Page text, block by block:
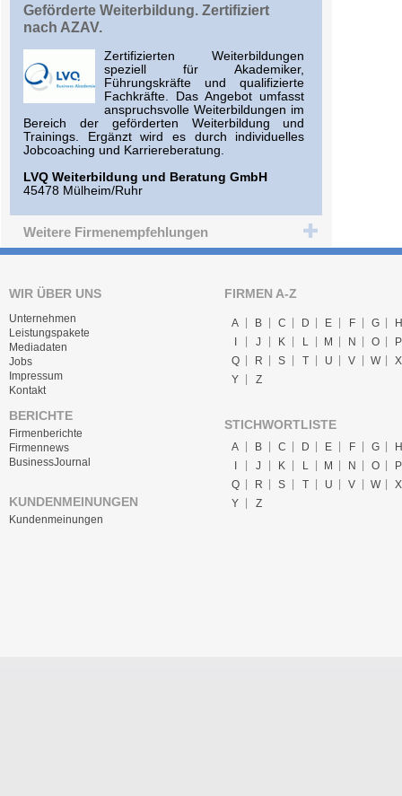
Geförderte Weiterbildung. Zertifiziert
nach AZAV.
Zertifizierten Weiterbildungen
speziell für Akademiker,
Führungskräfte und qualifizierte
Fachkräfte. Das Angebot umfasst
anspruchsvolle Weiterbildungen im
Bereich der geförderten Weiterbildung und
Trainings. Ergänzt wird es durch individuelles
Jobcoaching und Karriereberatung.
LVQ Weiterbildung und Beratung GmbH
45478 Mülheim/Ruhr
Weitere Firmenempfehlungen
WIR ÜBER UNS
Unternehmen
Leistungspakete
Mediadaten
Jobs
Impressum
Kontakt
BERICHTE
Firmenberichte
Firmennews
BusinessJournal
KUNDENMEINUNGEN
Kundenmeinungen
FIRMEN A-Z
A B C D E F G
H
I
J K L M N O
P
Q
R S T U V W
X
Y
Z
STICHWORTLISTE
A B C D E F G
H
I
J K L M N O
P
Q
R S T U V W
X
Y
Z